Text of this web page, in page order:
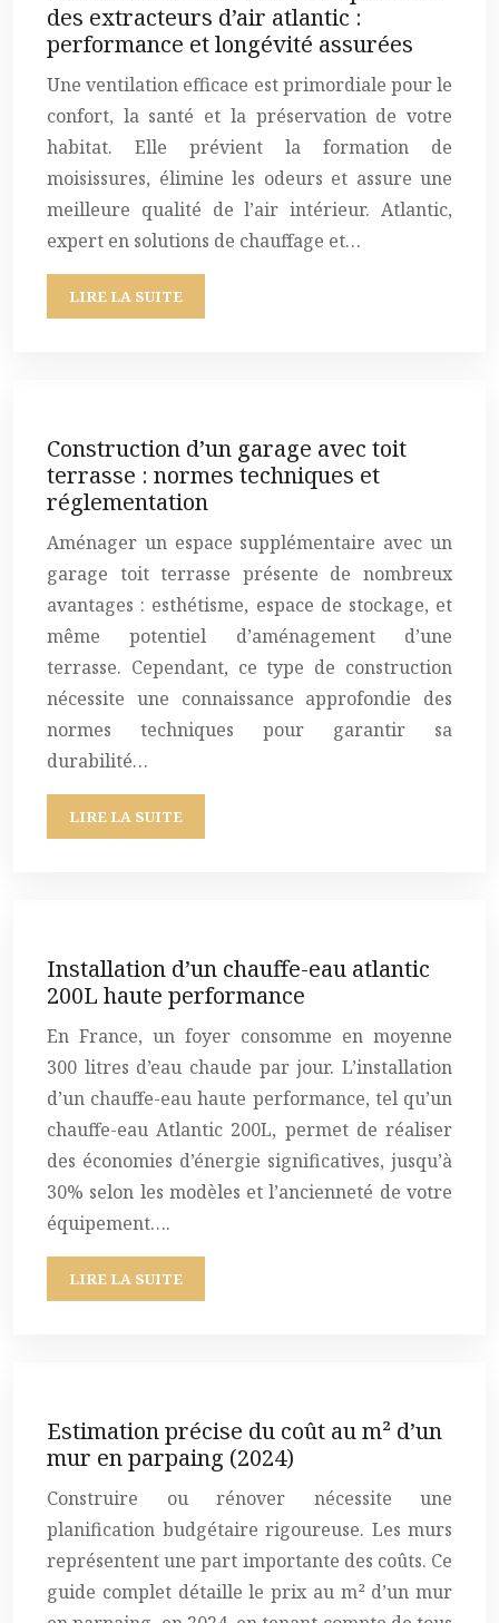
des extracteurs d’air atlantic :
performance et longévité assurées
Une ventilation efficace est primordiale pour le
confort, la santé et la préservation de votre
habitat. Elle prévient la formation de
moisissures, élimine les odeurs et assure une
meilleure qualité de l’air intérieur. Atlantic,
expert en solutions de chauffage et…
LIRE LA SUITE
Construction d’un garage avec toit
terrasse : normes techniques et
réglementation
Aménager un espace supplémentaire avec un
garage toit terrasse présente de nombreux
avantages : esthétisme, espace de stockage, et
même potentiel d’aménagement d’une
terrasse. Cependant, ce type de construction
nécessite une connaissance approfondie des
normes techniques pour garantir sa
durabilité…
LIRE LA SUITE
Installation d’un chauffe-eau atlantic
200L haute performance
En France, un foyer consomme en moyenne
300 litres d’eau chaude par jour. L’installation
d’un chauffe-eau haute performance, tel qu’un
chauffe-eau Atlantic 200L, permet de réaliser
des économies d’énergie significatives, jusqu’à
30% selon les modèles et l’ancienneté de votre
équipement….
LIRE LA SUITE
Estimation précise du coût au m² d’un
mur en parpaing (2024)
Construire ou rénover nécessite une
planification budgétaire rigoureuse. Les murs
représentent une part importante des coûts. Ce
guide complet détaille le prix au m² d’un mur